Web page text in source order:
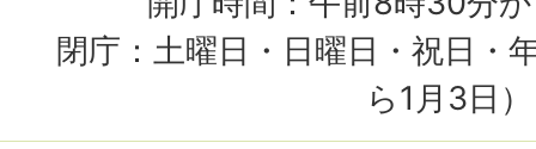
閉庁：土曜日・日曜日・祝日・
ら1月3日）